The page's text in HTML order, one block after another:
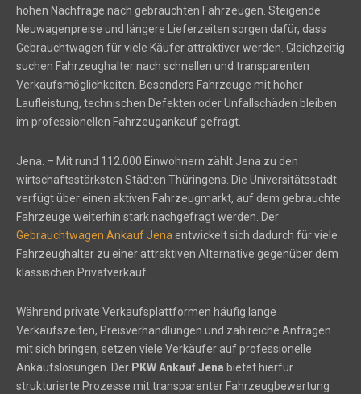
hohen Nachfrage nach gebrauchten Fahrzeugen. Steigende
Neuwagenpreise und längere Lieferzeiten sorgen dafür, dass
Gebrauchtwagen für viele Käufer attraktiver werden. Gleichzeitig
suchen Fahrzeughalter nach schnellen und transparenten
Verkaufsmöglichkeiten. Besonders Fahrzeuge mit hoher
Laufleistung, technischen Defekten oder Unfallschäden bleiben
im professionellen Fahrzeugankauf gefragt.
Jena. – Mit rund 112.000 Einwohnern zählt Jena zu den
wirtschaftsstärksten Städten Thüringens. Die Universitätsstadt
verfügt über einen aktiven Fahrzeugmarkt, auf dem gebrauchte
Fahrzeuge weiterhin stark nachgefragt werden. Der
Gebrauchtwagen Ankauf Jena entwickelt sich dadurch für viele
Fahrzeughalter zu einer attraktiven Alternative gegenüber dem
klassischen Privatverkauf.
Während private Verkaufsplattformen häufig lange
Verkaufszeiten, Preisverhandlungen und zahlreiche Anfragen
mit sich bringen, setzen viele Verkäufer auf professionelle
Ankaufslösungen. Der PKW Ankauf Jena bietet hierfür
strukturierte Prozesse mit transparenter Fahrzeugbewertung